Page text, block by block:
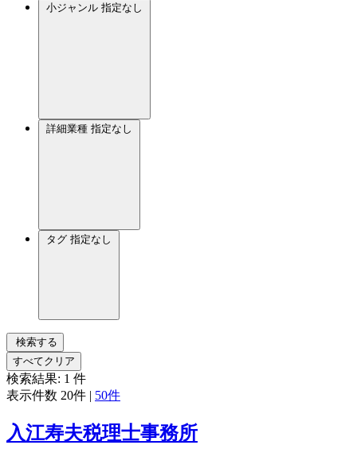
小ジャンル 指定なし
詳細業種 指定なし
タグ 指定なし
検索する
すべてクリア
検索結果: 1 件
表示件数 20件 | 50件
入江寿夫税理士事務所